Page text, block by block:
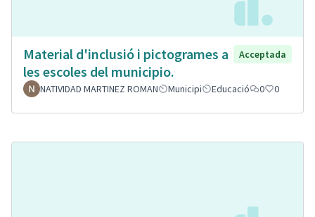
Material d'inclusió i pictogrames a
les escoles del municipio.
Acceptada
NATIVIDAD MARTINEZ ROMAN Municipi Educació 0 0